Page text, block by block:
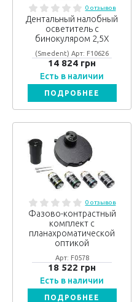
0 отзывов
Дентальный налобный
осветитель с
бинокуляром 2,5Х
(Smedent) Арт: F10626
14 824 грн
Есть в наличии
ПОДРОБНЕЕ
0 отзывов
Фазово-контрастный
комплект с
планахроматической
оптикой
Арт: F0578
18 522 грн
Есть в наличии
ПОДРОБНЕЕ